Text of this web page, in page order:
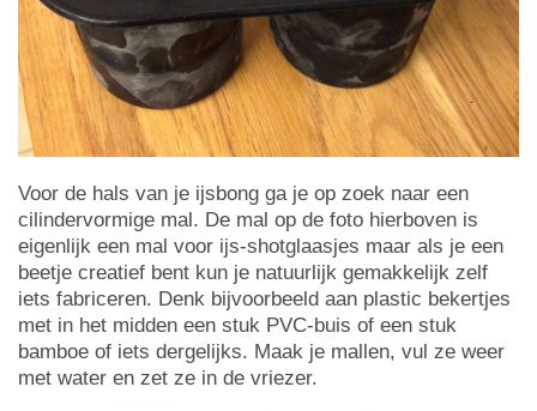
Voor de hals van je ijsbong ga je op zoek naar een
cilindervormige mal. De mal op de foto hierboven is
eigenlijk een mal voor ijs-shotglaasjes maar als je een
beetje creatief bent kun je natuurlijk gemakkelijk zelf
iets fabriceren. Denk bijvoorbeeld aan plastic bekertjes
met in het midden een stuk PVC-buis of een stuk
bamboe of iets dergelijks. Maak je mallen, vul ze weer
met water en zet ze in de vriezer.